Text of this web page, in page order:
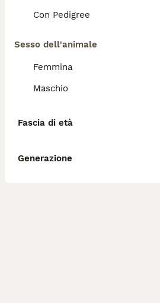
Con Pedigree
Sesso dell'animale
Femmina
Maschio
Fascia di età
Generazione